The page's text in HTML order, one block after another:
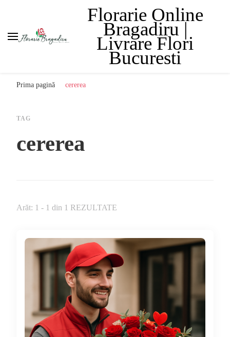
Florarie Online
Bragadiru |
Livrare Flori
Bucuresti
Prima pagină cererea
TAG
cererea
Arăt: 1 - 1 din 1 REZULTATE